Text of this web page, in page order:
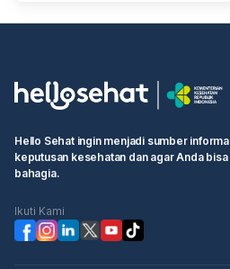
Hello Sehat ingin menjadi sumber
keputusan kesehatan dan agar Anda
bahagia.
Ikuti Kami